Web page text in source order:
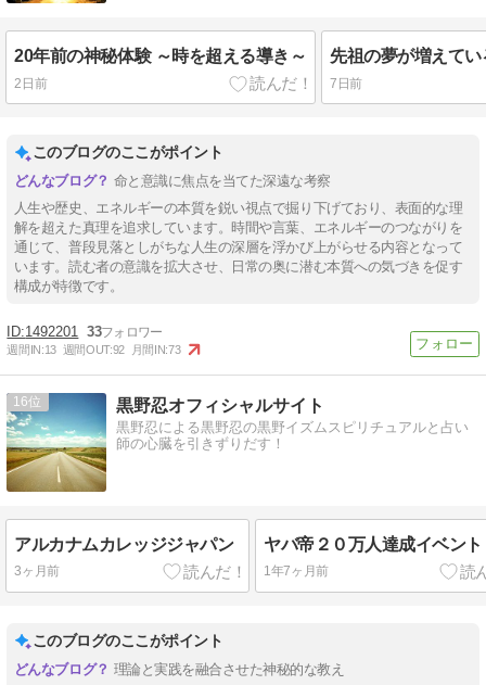
20年前の神秘体験 ～時を超える導き～
2日前 7日前
このブログのここがポイント
命と意識に焦点を当てた深遠な考察
人生や歴史、エネルギーの本質を鋭い視点で掘り下げており、表面的な理
解を超えた真理を追求しています。時間や言葉、エネルギーのつながりを
通じて、普段見落としがちな人生の深層を浮かび上がらせる内容となって
います。読む者の意識を拡大させ、日常の奥に潜む本質への気づきを促す
構成が特徴です。
1492201 33
週間IN:13 週間OUT:92 月間IN:73
16 黒野忍オフィシャルサイト
黒野忍による黒野忍の黒野イズムスピリチュアルと占い
師の心臓を引きずりだす！
アルカナムカレッジジャパン
3ヶ月前
ヤバ帝２０万人達成イベン
1年7ヶ月前
このブログのここがポイント
理論と実践を融合させた神秘的な教え